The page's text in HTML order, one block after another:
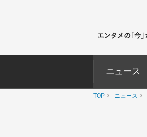
ニュース
TOP ニュース